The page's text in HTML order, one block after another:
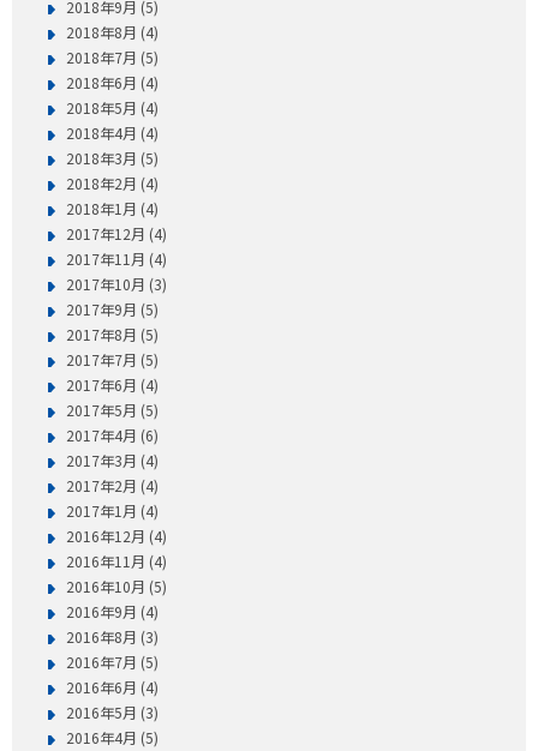
2018年9月 (5)
2018年8月 (4)
2018年7月 (5)
2018年6月 (4)
2018年5月 (4)
2018年4月 (4)
2018年3月 (5)
2018年2月 (4)
2018年1月 (4)
2017年12月 (4)
2017年11月 (4)
2017年10月 (3)
2017年9月 (5)
2017年8月 (5)
2017年7月 (5)
2017年6月 (4)
2017年5月 (5)
2017年4月 (6)
2017年3月 (4)
2017年2月 (4)
2017年1月 (4)
2016年12月 (4)
2016年11月 (4)
2016年10月 (5)
2016年9月 (4)
2016年8月 (3)
2016年7月 (5)
2016年6月 (4)
2016年5月 (3)
2016年4月 (5)